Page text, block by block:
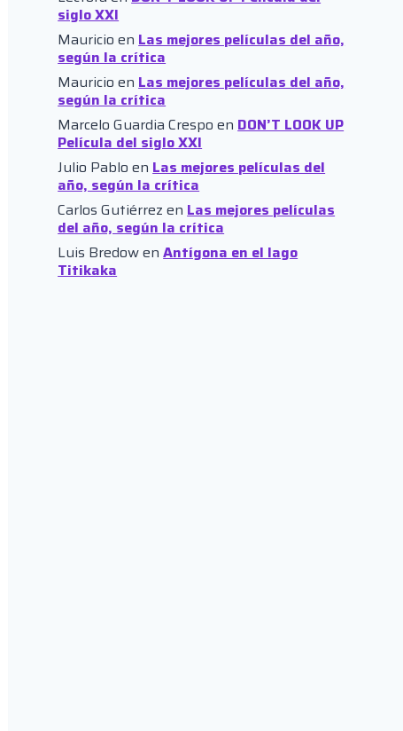
siglo XXI
Mauricio enLas mejores películas del año,
según la crítica
Mauricio enLas mejores películas del año,
según la crítica
Marcelo Guardia Crespo enDON’T LOOK UP
Película del siglo XXI
Julio Pablo enLas mejores películas del
año, según la crítica
Carlos Gutiérrez enLas mejores películas
del año, según la crítica
Luis BredowenAntígona en el lago
Titikaka